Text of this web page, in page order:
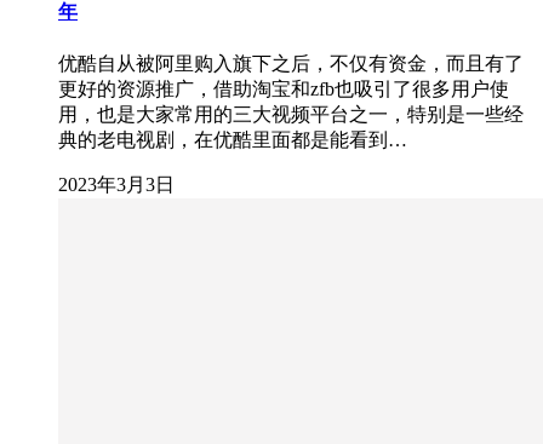
年
优酷自从被阿里购入旗下之后，不仅有资金，而且有了
更好的资源推广，借助淘宝和zfb也吸引了很多用户使
用，也是大家常用的三大视频平台之一，特别是一些经
典的老电视剧，在优酷里面都是能看到…
2023年3月3日